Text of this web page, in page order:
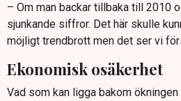
– Om man backar tillbaka till 2010
sjunkande siffror. Det här skulle
möjligt trendbrott men det ser vi
Ekonomisk osäkerhet
Vad som kan ligga bakom ökningen